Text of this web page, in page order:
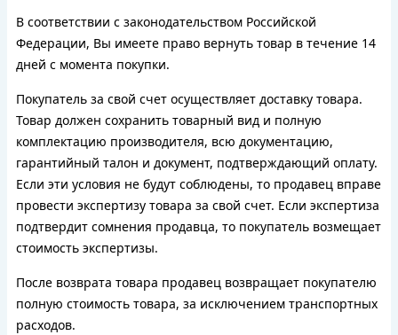
В соответствии с законодательством Российской
Федерации, Вы имеете право вернуть товар в течение 14
дней с момента покупки.
Покупатель за свой счет осуществляет доставку товара.
Товар должен сохранить товарный вид и полную
комплектацию производителя, всю документацию,
гарантийный талон и документ, подтверждающий оплату.
Если эти условия не будут соблюдены, то продавец вправе
провести экспертизу товара за свой счет. Если экспертиза
подтвердит сомнения продавца, то покупатель возмещает
стоимость экспертизы.
После возврата товара продавец возвращает покупателю
полную стоимость товара, за исключением транспортных
расходов.